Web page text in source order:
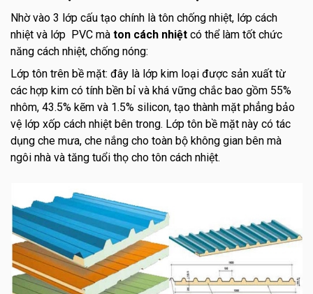
Nhờ vào 3 lớp cấu tạo chính là tôn chống nhiệt, lớp cách
nhiệt và lớp PVC mà ton cách nhiệt có thể làm tốt chức
năng cách nhiệt, chống nóng:
Lớp tôn trên bề mặt: đây là lớp kim loại được sản xuất từ
các hợp kim có tính bền bỉ và khá vững chắc bao gồm 55%
nhôm, 43.5% kẽm và 1.5% silicon, tạo thành mặt phẳng bảo
vệ lớp xốp cách nhiệt bên trong. Lớp tôn bề mặt này có tác
dụng che mưa, che nắng cho toàn bộ không gian bên mà
ngôi nhà và tăng tuổi thọ cho tôn cách nhiệt.